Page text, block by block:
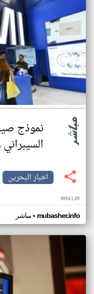
نموذج
اخبار البحرين
RR41JR
مباشر• mubasher.info